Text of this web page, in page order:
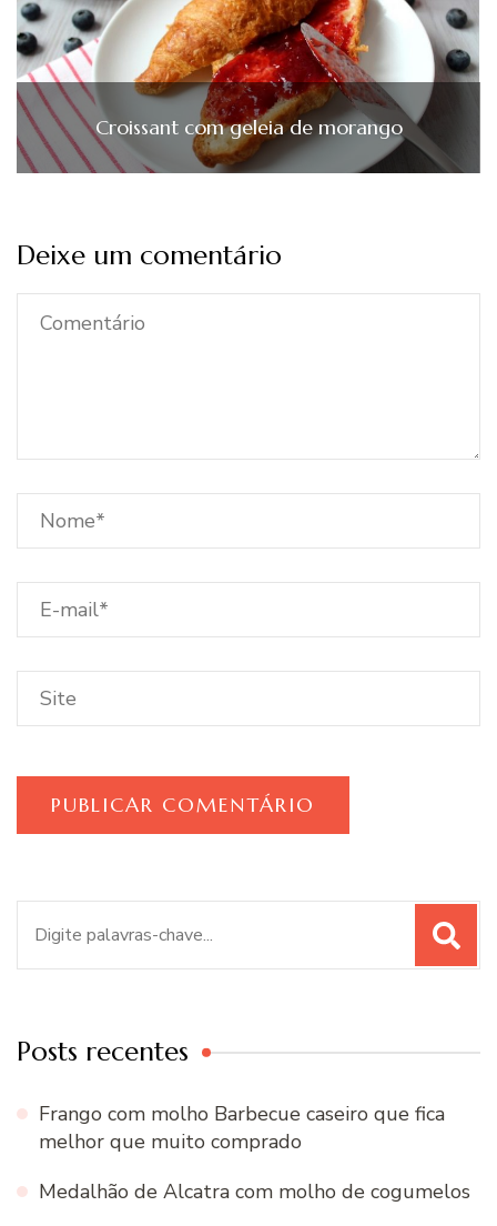
Croissant com geleia de morango
Deixe um comentário
Posts recentes
Frango com molho Barbecue caseiro que fica
melhor que muito comprado
Medalhão de Alcatra com molho de cogumelos